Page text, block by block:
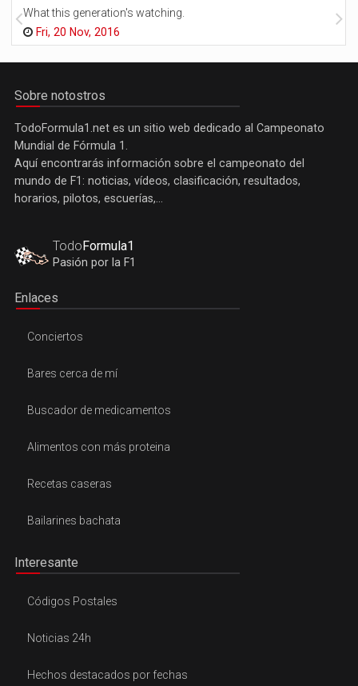
What this generation's watching.
Fri, 20 Nov, 2016
Sobre notostros
TodoFormula1.net es un sitio web dedicado al Campeonato
Mundial de Fórmula 1.
Aquí encontrarás información sobre el campeonato del
mundo de F1: noticias, vídeos, clasificación, resultados,
horarios, pilotos, escuerías,...
TodoFormula1
Pasión por la F1
Enlaces
Conciertos
Bares cerca de mí
Buscador de medicamentos
Alimentos con más proteina
Recetas caseras
Bailarines bachata
Interesante
Códigos Postales
Noticias 24h
Hechos destacados por fechas